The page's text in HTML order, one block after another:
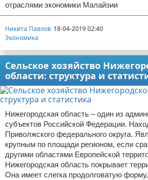
отраслями экономики Малайзии
Никита Павлов 18-04-2019 02:40
Экономика
Сельское хозяйство
области: структура и
Нижегородская область – один из
субъектов Российской Федерации.
Приволжского федерального округа.
крупным по площади регионом, если
другими областями Европейской
Нижегородская область покрывает
Она имеет слегка продолговатую